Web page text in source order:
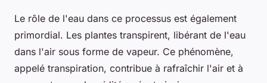
Le rôle de l'eau dans ce processus est également
primordial. Les plantes transpirent, libérant de l'eau
dans l'air sous forme de vapeur. Ce phénomène,
appelé transpiration, contribue à rafraîchir l'air et à